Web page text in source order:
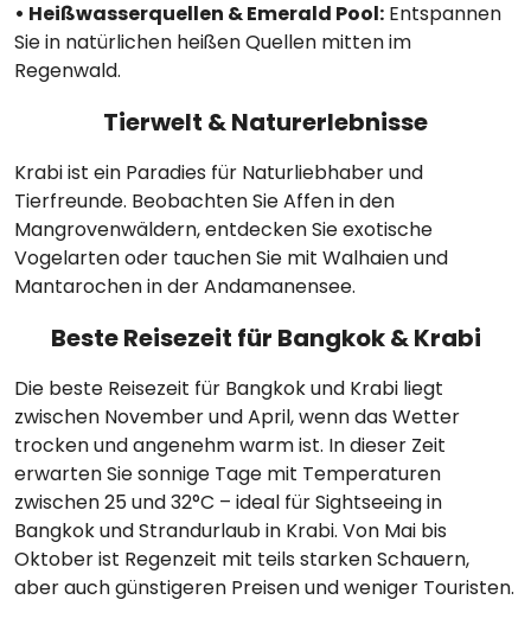
• Heißwasserquellen & Emerald Pool: Entspannen
Sie in natürlichen heißen Quellen mitten im
Regenwald.
Tierwelt & Naturerlebnisse
Krabi ist ein Paradies für Naturliebhaber und
Tierfreunde. Beobachten Sie Affen in den
Mangrovenwäldern, entdecken Sie exotische
Vogelarten oder tauchen Sie mit Walhaien und
Mantarochen in der Andamanensee.
Beste Reisezeit für Bangkok & Krabi
Die beste Reisezeit für Bangkok und Krabi liegt
zwischen November und April, wenn das Wetter
trocken und angenehm warm ist. In dieser Zeit
erwarten Sie sonnige Tage mit Temperaturen
zwischen 25 und 32°C – ideal für Sightseeing in
Bangkok und Strandurlaub in Krabi. Von Mai bis
Oktober ist Regenzeit mit teils starken Schauern,
aber auch günstigeren Preisen und weniger Touristen.